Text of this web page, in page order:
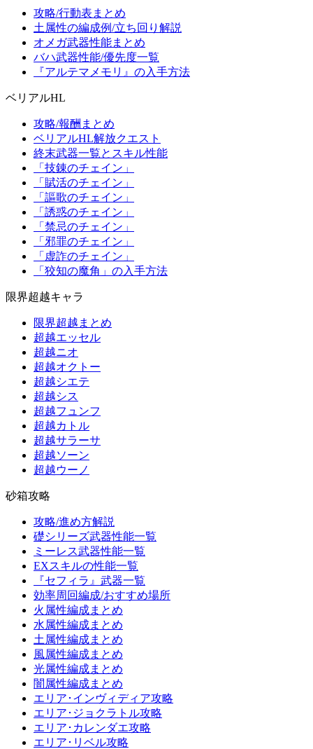
攻略/行動表まとめ
土属性の編成例/立ち回り解説
オメガ武器性能まとめ
バハ武器性能/優先度一覧
『アルテマメモリ』の入手方法
ベリアルHL
攻略/報酬まとめ
ベリアルHL解放クエスト
終末武器一覧とスキル性能
「技錬のチェイン」
「賦活のチェイン」
「謳歌のチェイン」
「誘惑のチェイン」
「禁忌のチェイン」
「邪罪のチェイン」
「虚詐のチェイン」
「狡知の魔角」の入手方法
限界超越キャラ
限界超越まとめ
超越エッセル
超越ニオ
超越オクトー
超越シエテ
超越シス
超越フュンフ
超越カトル
超越サラーサ
超越ソーン
超越ウーノ
砂箱攻略
攻略/進め方解説
礎シリーズ武器性能一覧
ミーレス武器性能一覧
EXスキルの性能一覧
『セフィラ』武器一覧
効率周回編成/おすすめ場所
火属性編成まとめ
水属性編成まとめ
土属性編成まとめ
風属性編成まとめ
光属性編成まとめ
闇属性編成まとめ
エリア･インヴィディア攻略
エリア･ジョクラトル攻略
エリア･カレンダエ攻略
エリア･リベル攻略